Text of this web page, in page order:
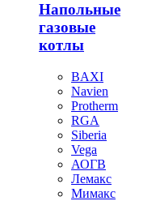
Напольные
газовые
котлы
BAXI
Navien
Protherm
RGA
Siberia
Vega
АОГВ
Лемакс
Мимакс